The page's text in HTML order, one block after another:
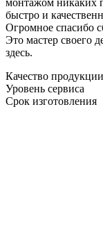
быстро и
Огромное спасибо
Это мастер своего
здесь.
Качество продукции
Уровень сервиса
Срок изготовления